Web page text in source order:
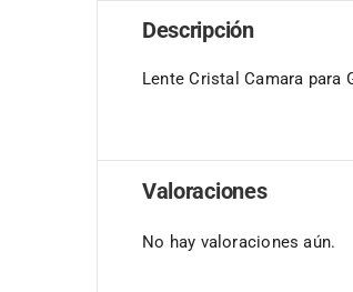
Descripción
Lente Cristal Camara para
Valoraciones
No hay valoraciones aún.